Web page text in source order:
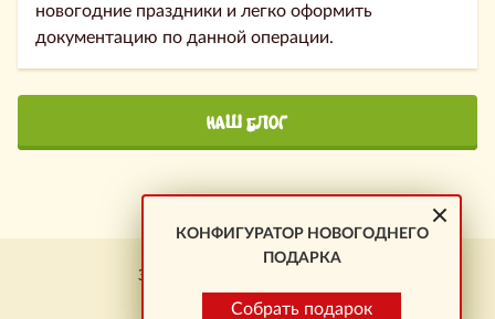
новогодние праздники и легко оформить
документацию по данной операции.
НАШ БЛОГ
КОНФИГУРАТОР НОВОГОДНЕГО
ПОДАРКА
Собрать подарок
Заказ подарков \ Новокузнецк
+7 923 464-01-23